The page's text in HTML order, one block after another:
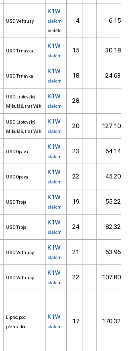
USD Veltrusy
K1W
slalom
neděle
4. 6.15
USD Trnávka
K1W
slalom
15. 30.18
USD Trnávka
K1W
slalom
18. 24.63
USD Liptovský
Mikuláš, trať Váh
K1W
slalom
28.
USD Liptovský
Mikuláš, trať Váh
K1W
slalom
20. 127.10
USD Opava
K1W
slalom
23. 64.14
USD Opava
K1W
slalom
22. 45.20
USD Troja
K1W
slalom
19. 55.22
USD Troja
K1W
slalom
24. 82.32
USD Veltrusy
K1W
slalom
21. 63.96
USD Veltrusy
K1W
slalom
22. 107.80
Lipno, pod
přehradou
K1W
slalom
17. 170.32